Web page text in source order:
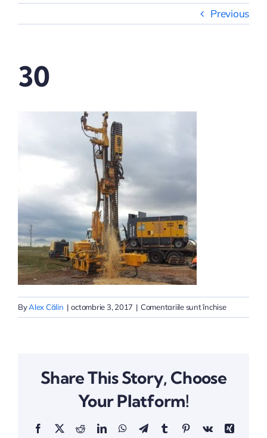
Previous
30
ByAlex Călin | octombrie 3, 2017 | Comentariile sunt închisepentru
30
Share This Story, Choose
Your Platform!
Facebook
X RedditLinkedInWhatsApp
TelegramTumblrPinterestVk
Xing